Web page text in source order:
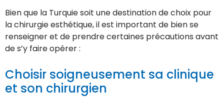
Bien que la Turquie soit une destination de choix pour
la chirurgie esthétique, il est important de bien se
renseigner et de prendre certaines précautions avant
de s’y faire opérer :
Choisir soigneusement sa clinique
et son chirurgien